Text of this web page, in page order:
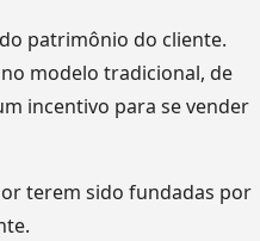
patrimônio do cliente.
modelo tradicional, de
incentivo para se vender
terem sido fundadas por